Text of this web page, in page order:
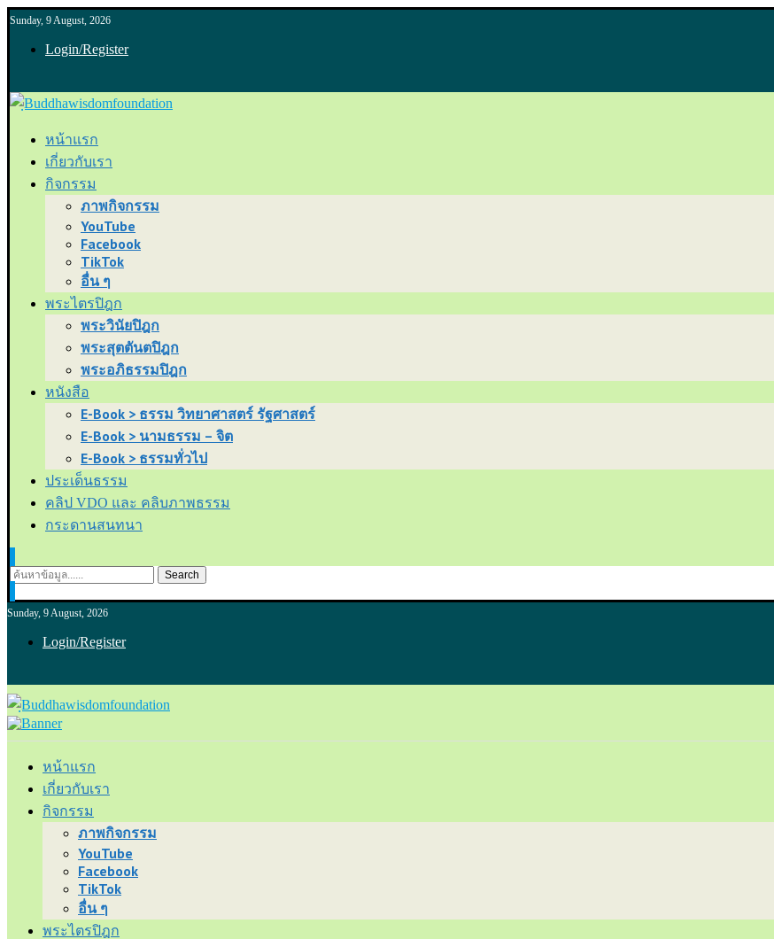
Sunday, 9 August, 2026
Login/Register
หน้าแรก
เกี่ยวกับเรา
กิจกรรม
ภาพกิจกรรม
YouTube
Facebook
TikTok
อื่น ๆ
พระไตรปิฎก
พระวินัยปิฎก
พระสุตตันตปิฎก
พระอภิธรรมปิฎก
หนังสือ
E-Book > ธรรม วิทยาศาสตร์ รัฐศาสตร์
E-Book > นามธรรม – จิต
E-Book > ธรรมทั่วไป
ประเด็นธรรม
คลิป VDO และ คลิบภาพธรรม
กระดานสนทนา
Search
Sunday, 9 August, 2026
Login/Register
หน้าแรก
เกี่ยวกับเรา
กิจกรรม
ภาพกิจกรรม
YouTube
Facebook
TikTok
อื่น ๆ
พระไตรปิฎก